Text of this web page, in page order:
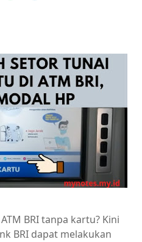
BRI tanpa kartu? Kini
BRI dapat melakukan